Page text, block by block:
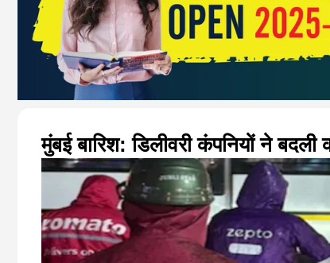
मुंबई बारिश: डिलीवरी कंपनियों ने बदली